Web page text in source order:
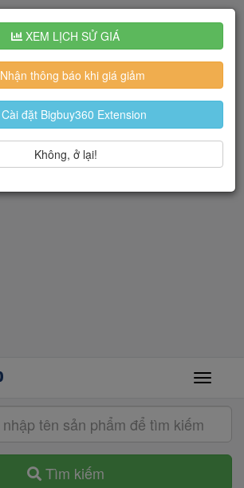
Tìm kiếm
XEM LỊCH SỬ GIÁ
Nhận thông báo khi giá giảm
Cài đặt Bigbuy360 Extension
Không, ở lại!